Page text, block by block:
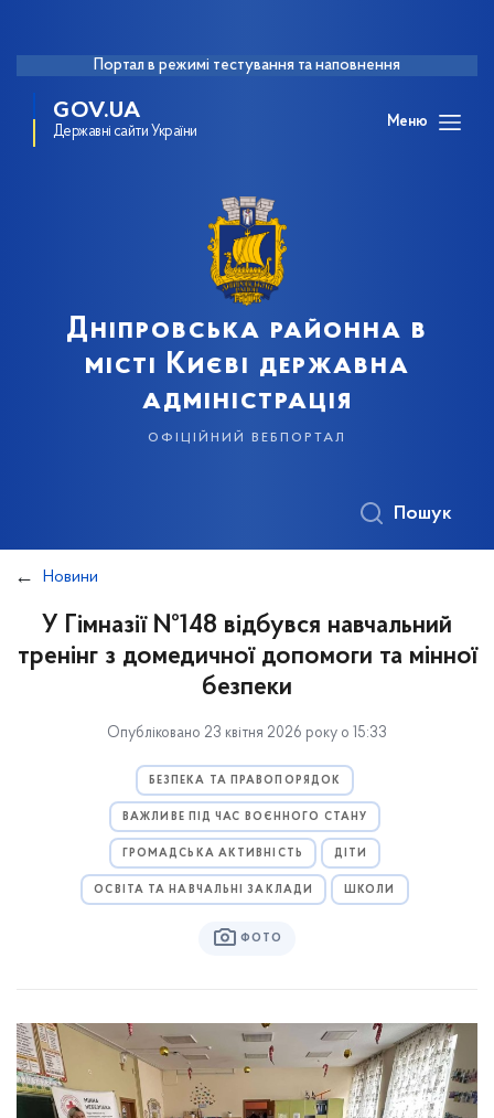
Портал в режимі тестування та наповнення
GOV.UA
Державні сайти України
Меню
Дніпровська районна в
місті Києві державна
адміністрація
офіційний вебпортал
Пошук
Новини
У Гімназії №148 відбувся навчальний
тренінг з домедичної допомоги та мінної
безпеки
Опубліковано 23 квітня 2026 року о 15:33
БЕЗПЕКА ТА ПРАВОПОРЯДОК
ВАЖЛИВЕ ПІД ЧАС ВОЄННОГО СТАНУ
ГРОМАДСЬКА АКТИВНІСТЬ ДІТИ
ОСВІТА ТА НАВЧАЛЬНІ ЗАКЛАДИ ШКОЛИ
ФОТО